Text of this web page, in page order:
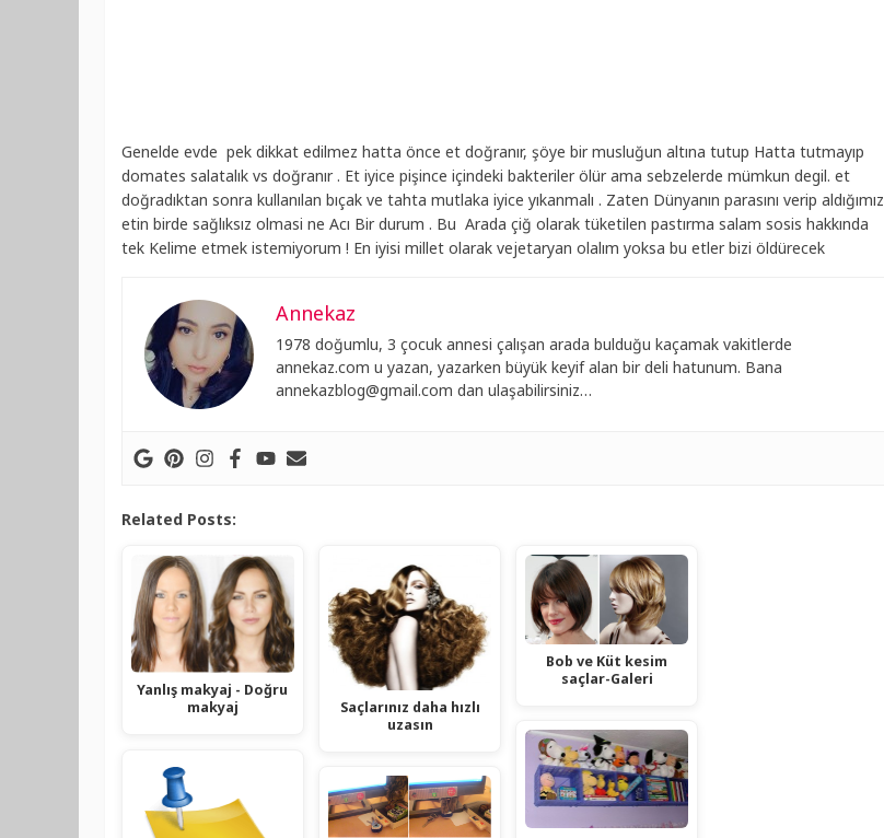
Genelde evde pek dikkat edilmez hatta önce et doğranır, şöye bir musluğun altına tutup Hatta tutmayıp
domates salatalık vs doğranır . Et iyice pişince içindeki bakteriler ölür ama sebzelerde mümkun degil. et
doğradıktan sonra kullanılan bıçak ve tahta mutlaka iyice yıkanmalı . Zaten Dünyanın parasını verip aldığımız
etin birde sağlıksız olmasi ne Acı Bir durum . Bu Arada çiğ olarak tüketilen pastırma salam sosis hakkında
tek Kelime etmek istemiyorum ! En iyisi millet olarak vejetaryan olalım yoksa bu etler bizi öldürecek
Annekaz
1978 doğumlu, 3 çocuk annesi çalışan arada bulduğu kaçamak vakitlerde
annekaz.com u yazan, yazarken büyük keyif alan bir deli hatunum. Bana
annekazblog@gmail.com dan ulaşabilirsiniz…
Related Posts:
Yanlış makyaj - Doğru
makyaj
Saçlarınız daha hızlı
uzasın
Bob ve Küt kesim
saçlar-Galeri